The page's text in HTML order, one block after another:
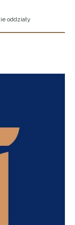
oddziały